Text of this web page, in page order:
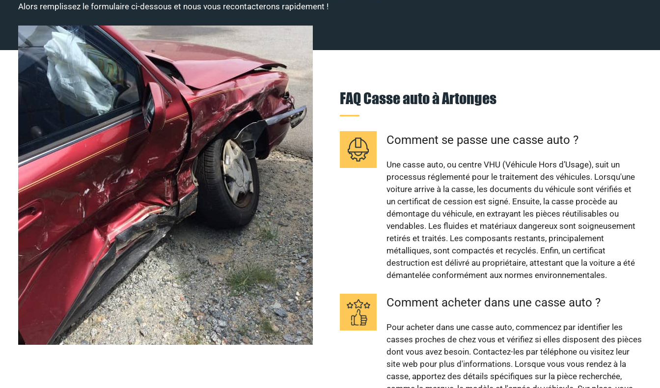
Alors remplissez le formulaire ci-dessous et nous vous recontacterons rapidement !
FAQ Casse auto à Artonges
Comment se passe une casse auto ?
Une casse auto, ou centre VHU (Véhicule Hors d’Usage), suit un
processus réglementé pour le traitement des véhicules. Lorsqu'une
voiture arrive à la casse, les documents du véhicule sont vérifiés et
un certificat de cession est signé. Ensuite, la casse procède au
démontage du véhicule, en extrayant les pièces réutilisables ou
vendables. Les fluides et matériaux dangereux sont soigneusement
retirés et traités. Les composants restants, principalement
métalliques, sont compactés et recyclés. Enfin, un certificat
destruction est délivré au propriétaire, attestant que la voiture a été
démantelée conformément aux normes environnementales.
Comment acheter dans une casse auto ?
Pour acheter dans une casse auto, commencez par identifier les
casses proches de chez vous et vérifiez si elles disposent des pièces
dont vous avez besoin. Contactez-les par téléphone ou visitez leur
site web pour plus d'informations. Lorsque vous vous rendez à la
casse, apportez des détails spécifiques sur la pièce recherchée,